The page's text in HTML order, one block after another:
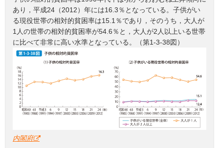
あり，平成24（2012）年には16.3％となっている。子供がい
る現役世帯の相対的貧困率は15.1％であり，そのうち，大人が
1人の世帯の相対的貧困率が54.6％と，大人が2人以上いる世帯
に比べて非常に高い水準となっている。（第1-3-38図）
内閣府